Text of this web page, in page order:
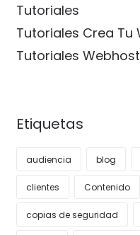
Tutoriales
Tutoriales Crea Tu
Tutoriales
Etiquetas
audiencia blog
clientes Contenido
copias de seguridad